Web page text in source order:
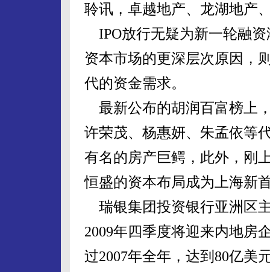
聆讯，卓越地产、龙湖地产
IPO放行无疑为新一轮融
资本市场的更深层次原因，
代的资金需求。
最新公布的胡润百富榜上
许荣茂、杨惠妍、朱孟依等
有名的房产巨鳄，此外，刚
恒盛的资本布局成为上海新
瑞银集团投资银行亚洲区
2009年四季度将迎来内地房
过2007年全年，达到80亿美